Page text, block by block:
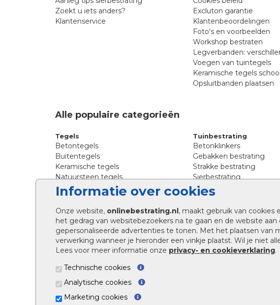
Informatie over cookies
Onze website, onlinebestrating.nl, maakt gebruik van cookies
het gedrag van websitebezoekers na te gaan en de website
gepersonaliseerde advertenties te tonen. Met het plaatsen
verwerking wanneer je hieronder een vinkje plaatst. Wil je niet
Lees voor meer informatie onze privacy- en cookieverklaring.
Technische cookies
Analytische cookies
Marketing cookies
Zoekt u iets anders?
Klantenservice
Excluton garantie
Klantenbeoordelingen
Foto's en voorbeelden
Workshop bestraten
Legverbanden:
Voegen van tuintegels
Keramische tegels
Opsluitbanden plaatsen
Alle populaire categorieën
Tegels
Betontegels
Buitentegels
Keramische tegels
Natuursteen tegels
Siertegels
Stoeptegels
Straattegels
Terrastegels
Tuintegels
Tuinbestrating
Betonklinkers
Gebakken bestrating
Strakke bestrating
Sierbestrating
Straatklinkers
Straatstenen
Trommelstenen
Tuinstenen
Waalformaat
Wildverband bestrating
Kingstones